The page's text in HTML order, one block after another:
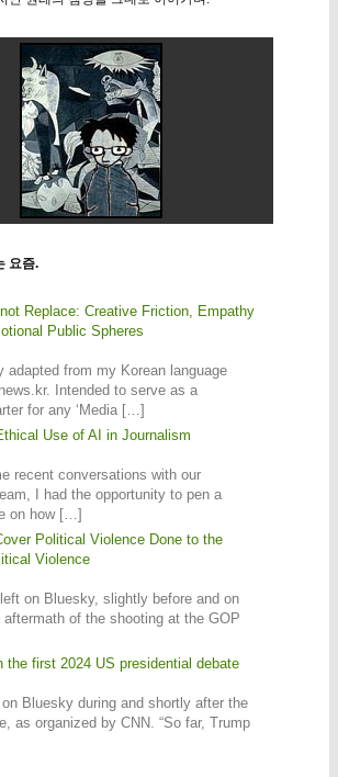
요즘.
Replace: Creative Friction, Empathy
Public Spheres
adapted from my Korean language
Intended to serve as a
for any ‘Media […]
Use of AI in Journalism
recent conversations with our
I had the opportunity to pen a
on how […]
Political Violence Done to the
Violence
on Bluesky, slightly before and on
of the shooting at the GOP
the first 2024 US presidential debate
Bluesky during and shortly after the
as organized by CNN. “So far, Trump